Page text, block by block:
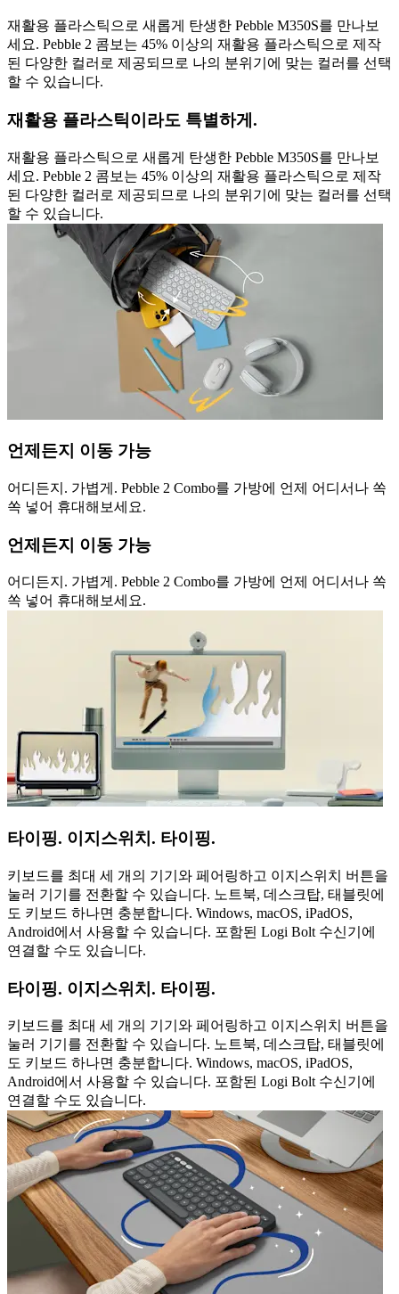
재활용 플라스틱으로 새롭게 탄생한 Pebble M350S를 만나보
세요. Pebble 2 콤보는 45% 이상의 재활용 플라스틱으로 제작
된 다양한 컬러로 제공되므로 나의 분위기에 맞는 컬러를 선택
할 수 있습니다.
재활용 플라스틱이라도 특별하게.
재활용 플라스틱으로 새롭게 탄생한 Pebble M350S를 만나보
세요. Pebble 2 콤보는 45% 이상의 재활용 플라스틱으로 제작
된 다양한 컬러로 제공되므로 나의 분위기에 맞는 컬러를 선택
할 수 있습니다.
언제든지 이동 가능
어디든지. 가볍게. Pebble 2 Combo를 가방에 언제 어디서나 쏙
쏙 넣어 휴대해보세요.
언제든지 이동 가능
어디든지. 가볍게. Pebble 2 Combo를 가방에 언제 어디서나 쏙
쏙 넣어 휴대해보세요.
타이핑. 이지스위치. 타이핑.
키보드를 최대 세 개의 기기와 페어링하고 이지스위치 버튼을
눌러 기기를 전환할 수 있습니다. 노트북, 데스크탑, 태블릿에
도 키보드 하나면 충분합니다. Windows, macOS, iPadOS,
Android에서 사용할 수 있습니다. 포함된 Logi Bolt 수신기에
연결할 수도 있습니다.
타이핑. 이지스위치. 타이핑.
키보드를 최대 세 개의 기기와 페어링하고 이지스위치 버튼을
눌러 기기를 전환할 수 있습니다. 노트북, 데스크탑, 태블릿에
도 키보드 하나면 충분합니다. Windows, macOS, iPadOS,
Android에서 사용할 수 있습니다. 포함된 Logi Bolt 수신기에
연결할 수도 있습니다.